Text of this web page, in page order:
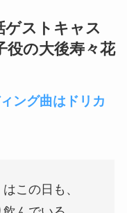
ゲストキャス
役の大後寿々花
ング曲はドリカ
この日も、